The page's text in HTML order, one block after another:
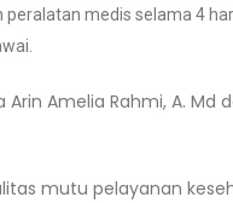
peralatan medis selama 4
Amelia Rahmi, A. Md
mutu pelayanan